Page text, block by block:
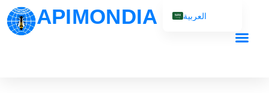
APIMONDIA
العربية